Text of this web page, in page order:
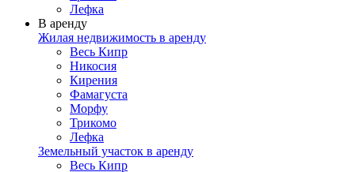
Лефка
В аренду
Жилая недвижимость в аренду
Весь Кипр
Никосия
Кирения
Фамагуста
Морфу
Трикомо
Лефка
Земельный участок в аренду
Весь Кипр